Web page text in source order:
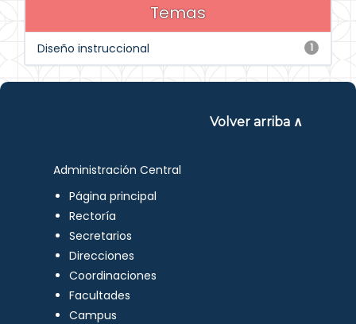
Temas
1
Diseño instruccional
Volver arriba ∧
Administración Central
Página principal
Rectoría
Secretarios
Direcciones
Coordinaciones
Facultades
Campus